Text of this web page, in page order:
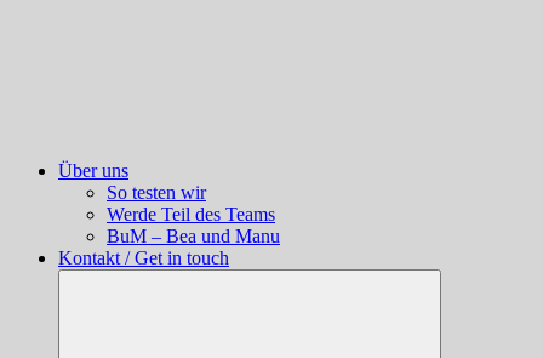
Über uns
So testen wir
Werde Teil des Teams
BuM – Bea und Manu
Kontakt / Get in touch